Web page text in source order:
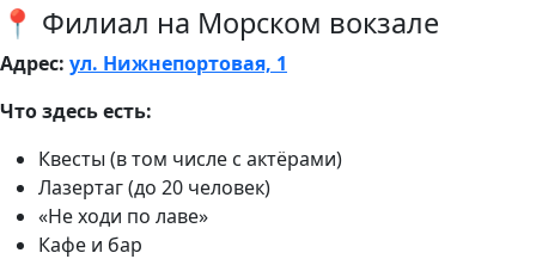
📍 Филиал на Морском вокзале
Адрес: ул. Нижнепортовая, 1
Что здесь есть:
Квесты (в том числе с актёрами)
Лазертаг (до 20 человек)
«Не ходи по лаве»
Кафе и бар